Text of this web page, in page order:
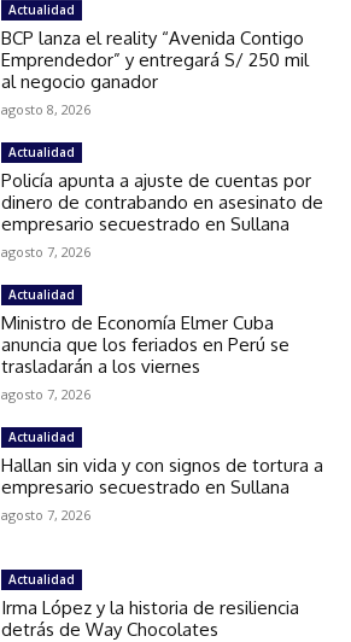
Actualidad
BCP lanza el reality “Avenida Contigo
Emprendedor” y entregará S/ 250 mil
al negocio ganador
agosto 8, 2026
Actualidad
Policía apunta a ajuste de cuentas por
dinero de contrabando en asesinato de
empresario secuestrado en Sullana
agosto 7, 2026
Actualidad
Ministro de Economía Elmer Cuba
anuncia que los feriados en Perú se
trasladarán a los viernes
agosto 7, 2026
Actualidad
Hallan sin vida y con signos de tortura a
empresario secuestrado en Sullana
agosto 7, 2026
Actualidad
Irma López y la historia de resiliencia
detrás de Way Chocolates